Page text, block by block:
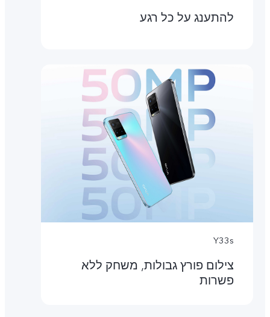
להתענג על כל רגע
Y33s
צילום פורץ גבולות, משחק ללא
פשרות